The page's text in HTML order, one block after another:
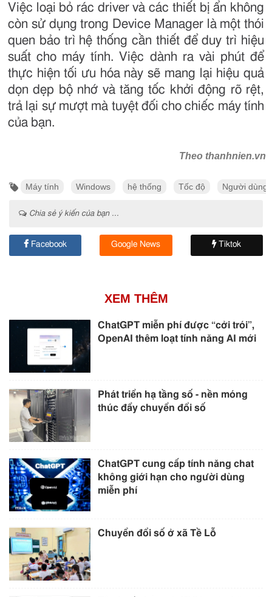
Việc loại bỏ rác driver và các thiết bị ẩn không
còn sử dụng trong Device Manager là một thói
quen bảo trì hệ thống cần thiết để duy trì hiệu
suất cho máy tính. Việc dành ra vài phút để
thực hiện tối ưu hóa này sẽ mang lại hiệu quả
dọn dẹp bộ nhớ và tăng tốc khởi động rõ rệt,
trả lại sự mượt mà tuyệt đối cho chiếc máy tính
của bạn.
Theo thanhnien.vn
Máy tính Windows hệ thống Tốc độ Người dùng
Chia sẻ ý kiến của bạn ...
Facebook Google News Tiktok
XEM THÊM
ChatGPT miễn phí được “cởi trói”,
OpenAI thêm loạt tính năng AI mới
Phát triển hạ tầng số - nền móng
thúc đẩy chuyển đổi số
ChatGPT cung cấp tính năng chat
không giới hạn cho người dùng
miễn phí
Chuyển đổi số ở xã Tề Lỗ